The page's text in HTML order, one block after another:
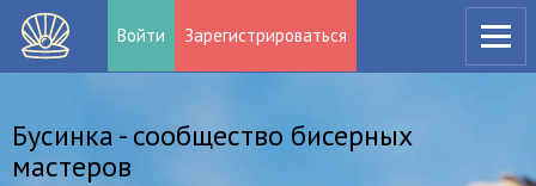
Войти Зарегистрироваться
Бусинка - сообщество бисерных
мастеров